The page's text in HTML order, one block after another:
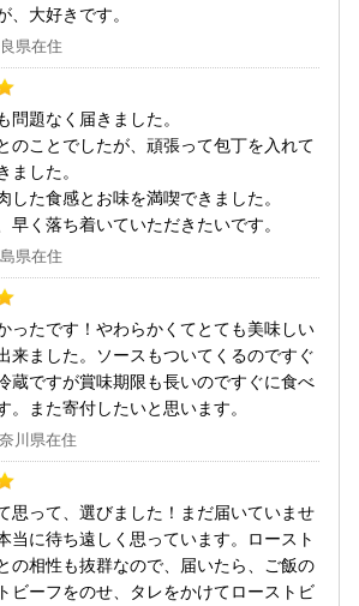
、大好きです。
県在住
問題なく届きました。
のことでしたが、頑張って包丁を入れて
ました。
した食感とお味を満喫できました。
早く落ち着いていただきたいです。
県在住
ったです！やわらかくてとても美味しい
来ました。ソースもついてくるのですぐ
蔵ですが賞味期限も長いのですぐに食べ
。また寄付したいと思います。
川県在住
思って、選びました！まだ届いていませ
当に待ち遠しく思っています。ロースト
の相性も抜群なので、届いたら、ご飯の
ビーフをのせ、タレをかけてローストビ